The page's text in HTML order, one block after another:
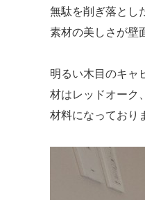
無駄を削ぎ落とし
素材の美しさが壁
明るい木目のキャ
材はレッドオーク
材料になっており